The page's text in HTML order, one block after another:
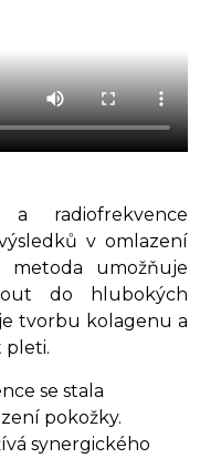
a radiofrekvence
v omlazení
metoda umožňuje
do hlubokých
tvorbu kolagenu a
pleti.
se stala
pokožky.
synergického